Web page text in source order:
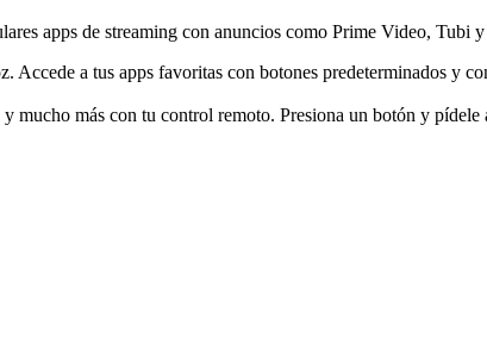
apps de streaming con anuncios como Prime Video, Tubi
a tus apps favoritas con botones predeterminados y
más con tu control remoto. Presiona un botón y